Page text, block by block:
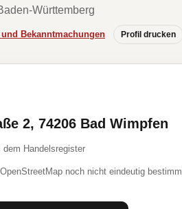
Württemberg
Bekanntmachungen Profil drucken
2, 74206 Bad Wimpfen
Handelsregister
noch nicht eindeutig